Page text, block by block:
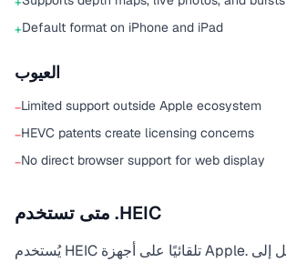
+Default format on iPhone and iPad
العيوب
−Limited support outside Apple ecosystem
−HEVC patents create licensing concerns
−No direct browser support for web display
متى تستخدم .HEIC
يُستخدم HEIC تلقائيًا على أجهزة Apple. قم بالتحويل إلى JPEG